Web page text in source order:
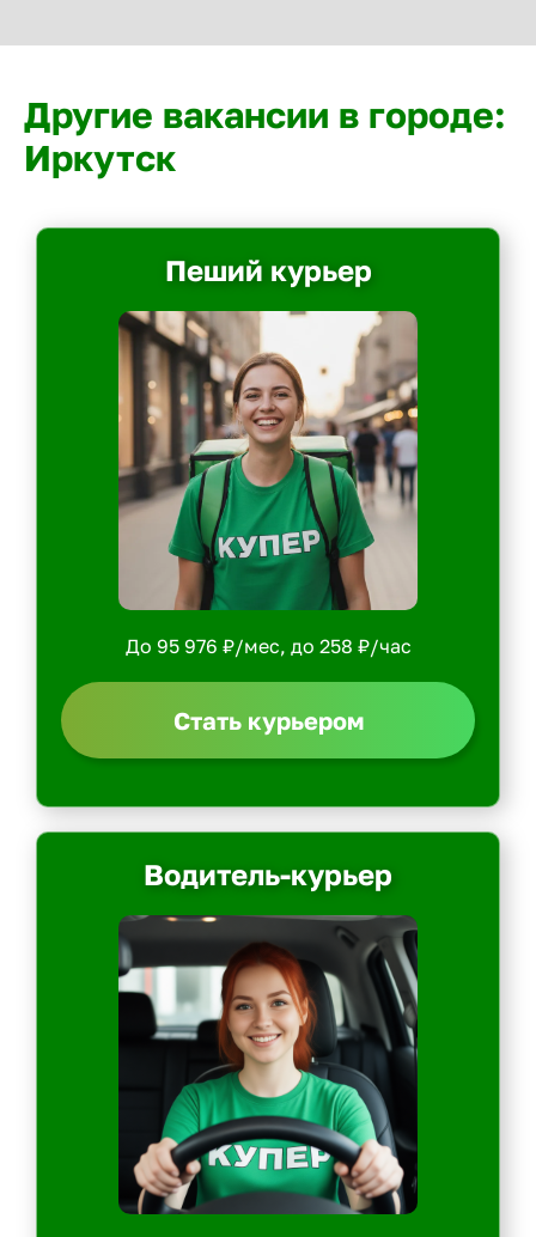
Другие вакансии в городе:
Иркутск
Пеший курьер
До 95 976 ₽/мес, до 258 ₽/час
Стать курьером
Водитель-курьер